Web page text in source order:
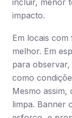
incluir, menor
impacto.
Em locais
melhor. Em
para
como
Mesmo assim,
limpa. Banner